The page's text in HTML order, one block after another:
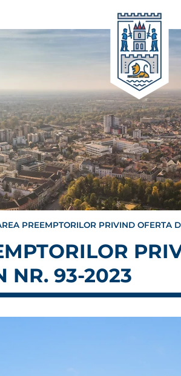
PREEMPTORILOR PRIVIND OFERTA
NR. 93-2023